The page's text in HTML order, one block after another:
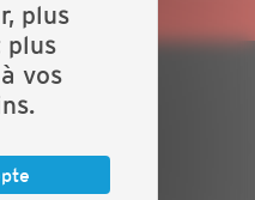
plus
plus
vos